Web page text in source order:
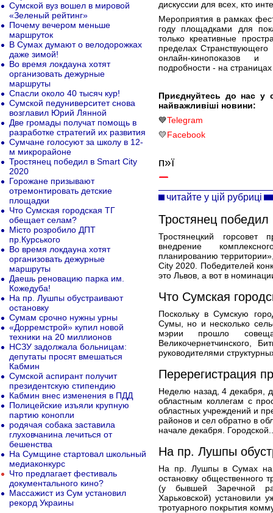
дискуссии для всех, кто
Мероприятия в рамках
году площадками для
только креативные
пределах
онлайн-кинопоказов и
подробности - на
Приєднуйтесь до нас у
найважливіші новини:
💙Telegram
💛Facebook
п»ї
читайте у цій рубриці
Тростянец
Тростянецкий горсовет
внедрение
планированию
City 2020. Победителей
это Львов, а вот в
Что Сумская
Поскольку в Сумскую
Сумы, но и несколько
мэрии прошло
Великочернетчинского,
руководителями
Перерегистрация
Неделю назад, 4 декабря,
областным коллегам с
областных учреждений и
районов и сел обратно в
начале декабря.
На пр. Лушпы
На пр. Лушпы в Сумах на
остановку общественного
(у бывшей Заречной
Харьковской) установили
тротуарного покрытия
Сумской вуз вошел в мировой
«Зеленый рейтинг»
Почему вечером меньше
маршруток
В Сумах думают о велодорожках
даже зимой!
Во время локдауна хотят
организовать дежурные
маршруты
Спасли около 40 тысяч кур!
Сумской педуниверситет снова
возглавил Юрий Лянной
Две громады получат помощь в
разработке стратегий их развития
Сумчане голосуют за школу в 12-
м микрорайоне
Тростянец победил в Smart City
2020
Горожане призывают
отремонтировать детские
площадки
Что Сумская городская ТГ
обещает селам?
Місто розробило ДПТ
пр.Курського
Во время локдауна хотят
организовать дежурные
маршруты
Даешь реновацию парка им.
Кожедуба!
На пр. Лушпы обустраивают
остановку
Сумам срочно нужны урны
«Дорремстрой» купил новой
техники на 20 миллионов
НСЗУ задолжала больницам:
депутаты просят вмешаться
Кабмин
Сумской аспирант получит
президентскую стипендию
Кабмин внес изменения в ПДД
Полицейские изъяли крупную
партию конопли
родячая собака заставила
глуховчанина лечиться от
бешенства
На Сумщине стартовал школьный
медиаконкурс
Что предлагает фестиваль
документального кино?
Массажист из Сум установил
рекорд Украины